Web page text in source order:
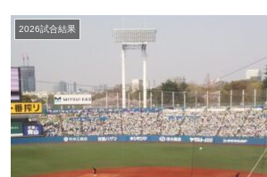
2026試合結果